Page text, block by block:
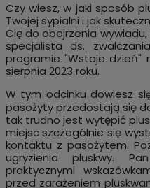
Czy wiesz, w jaki sposób
Twojej sypialni i jak
Cię do obejrzenia wywiadu,
specjalista ds.
programie "Wstaje dzień"
sierpnia 2023 roku.
W tym odcinku dowiesz si
pasożyty przedostają się
tak trudno jest wytępić
miejsc szczególnie się
kontaktu z pasożytem.
ugryzienia pluskwy.
praktycznymi
przed zarażeniem